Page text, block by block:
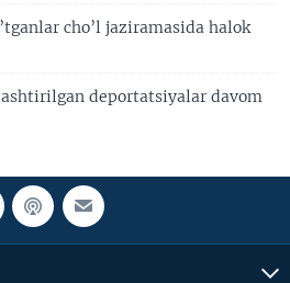
cho’l jaziramasida halok
deportatsiyalar davom